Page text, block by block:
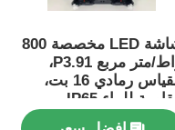
شاشة LED مخصصة 800
واط/متر مربع P3.91،
مقياس رمادي 16 بت،
مقاومة للماء IP65